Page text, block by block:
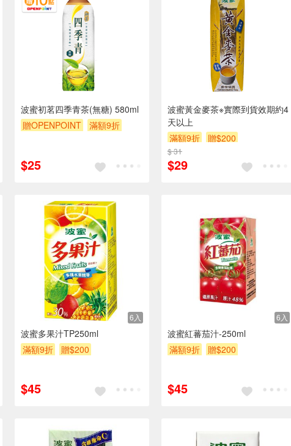
波蜜初茗四季青茶(無糖) 580ml
贈OPENPOINT
滿額9折
$25
波蜜黃金麥茶※實際到貨效期約4
天以上
滿額9折
贈$200
$ 31
$29
6入
波蜜多果汁TP250ml
滿額9折
贈$200
$45
6入
波蜜紅蕃茄汁-250ml
滿額9折
贈$200
$45